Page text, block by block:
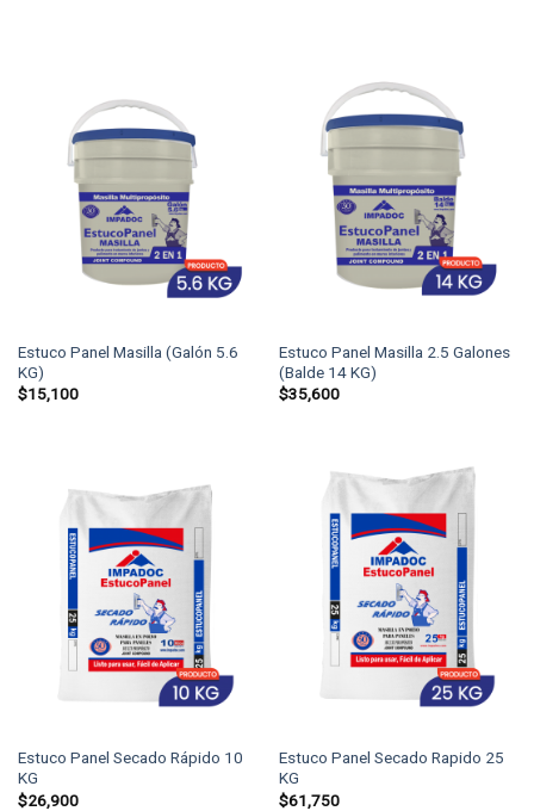
Estuco Panel Masilla (Galón 5.6
KG)
$15,100
Estuco Panel Masilla 2.5 Galones
(Balde 14 KG)
$35,600
Estuco Panel Secado Rápido 10
KG
$26,900
Estuco Panel Secado Rapido 25
KG
$61,750